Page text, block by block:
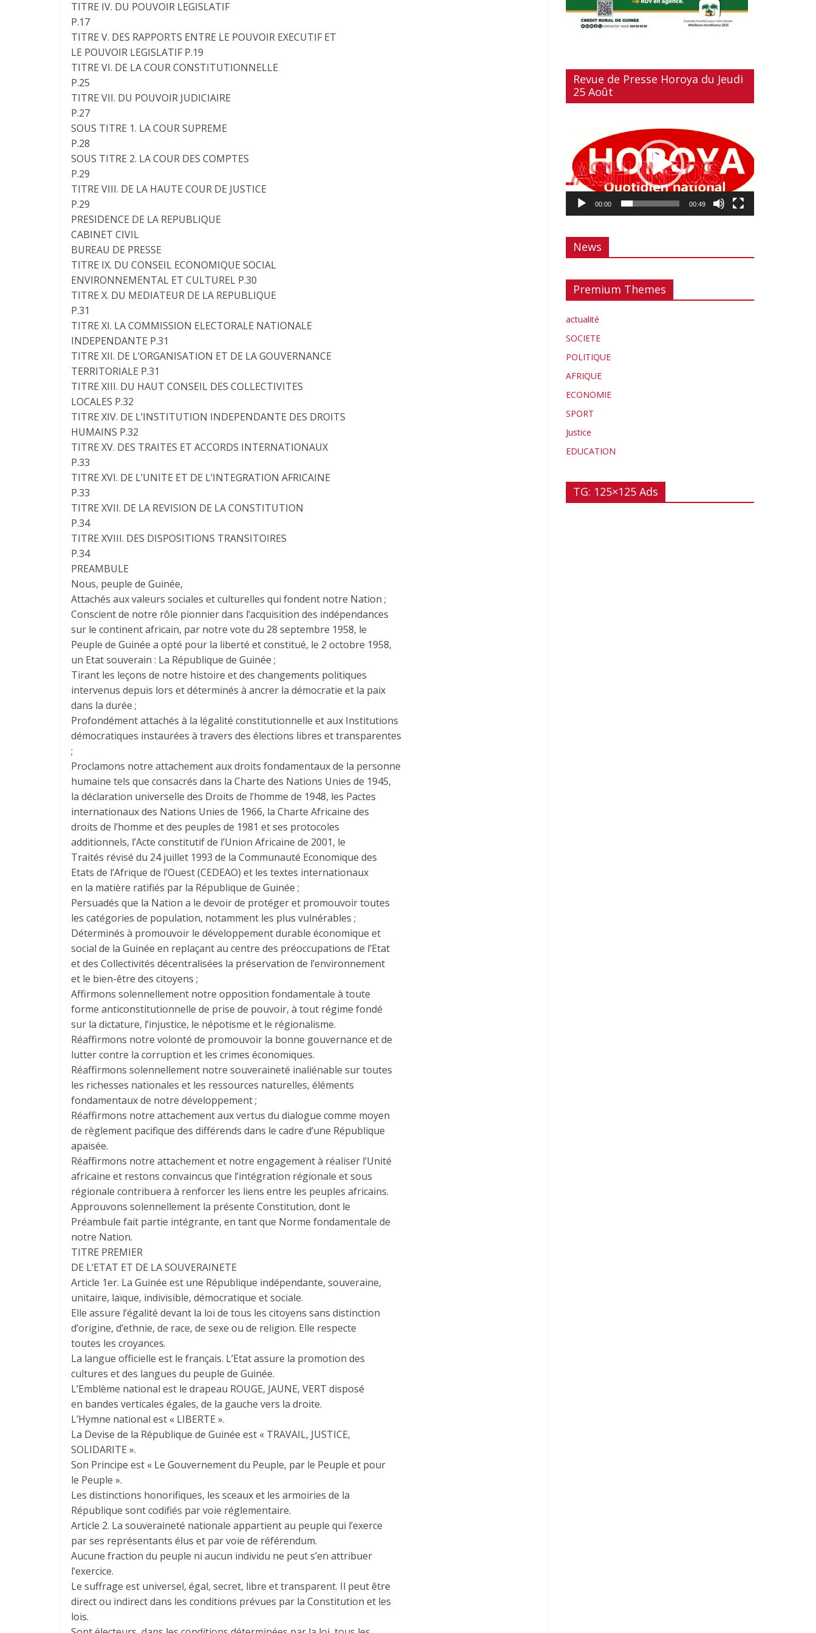
TITRE IV. DU POUVOIR LEGISLATIF
P.17
TITRE V. DES RAPPORTS ENTRE LE POUVOIR EXECUTIF ET
LE POUVOIR LEGISLATIF P.19
TITRE VI. DE LA COUR CONSTITUTIONNELLE
P.25
TITRE VII. DU POUVOIR JUDICIAIRE
P.27
SOUS TITRE 1. LA COUR SUPREME
P.28
SOUS TITRE 2. LA COUR DES COMPTES
P.29
TITRE VIII. DE LA HAUTE COUR DE JUSTICE
P.29
PRESIDENCE DE LA REPUBLIQUE
CABINET CIVIL
BUREAU DE PRESSE
TITRE IX. DU CONSEIL ECONOMIQUE SOCIAL
ENVIRONNEMENTAL ET CULTUREL P.30
TITRE X. DU MEDIATEUR DE LA REPUBLIQUE
P.31
TITRE XI. LA COMMISSION ELECTORALE NATIONALE
INDEPENDANTE P.31
TITRE XII. DE L’ORGANISATION ET DE LA GOUVERNANCE
TERRITORIALE P.31
TITRE XIII. DU HAUT CONSEIL DES COLLECTIVITES
LOCALES P.32
TITRE XIV. DE L’INSTITUTION INDEPENDANTE DES DROITS
HUMAINS P.32
TITRE XV. DES TRAITES ET ACCORDS INTERNATIONAUX
P.33
TITRE XVI. DE L’UNITE ET DE L’INTEGRATION AFRICAINE
P.33
TITRE XVII. DE LA REVISION DE LA CONSTITUTION
P.34
TITRE XVIII. DES DISPOSITIONS TRANSITOIRES
P.34
PREAMBULE
Nous, peuple de Guinée,
Attachés aux valeurs sociales et culturelles qui fondent notre Nation ;
Conscient de notre rôle pionnier dans l’acquisition des indépendances
sur le continent africain, par notre vote du 28 septembre 1958, le
Peuple de Guinée a opté pour la liberté et constitué, le 2 octobre 1958,
un Etat souverain : La République de Guinée ;
Tirant les leçons de notre histoire et des changements politiques
intervenus depuis lors et déterminés à ancrer la démocratie et la paix
dans la durée ;
Profondément attachés à la légalité constitutionnelle et aux Institutions
démocratiques instaurées à travers des élections libres et transparentes
;
Proclamons notre attachement aux droits fondamentaux de la personne
humaine tels que consacrés dans la Charte des Nations Unies de 1945,
la déclaration universelle des Droits de l’homme de 1948, les Pactes
internationaux des Nations Unies de 1966, la Charte Africaine des
droits de l’homme et des peuples de 1981 et ses protocoles
additionnels, l’Acte constitutif de l’Union Africaine de 2001, le
Traités révisé du 24 juillet 1993 de la Communauté Economique des
Etats de l’Afrique de l’Ouest (CEDEAO) et les textes internationaux
en la matière ratifiés par la République de Guinée ;
Persuadés que la Nation a le devoir de protéger et promouvoir toutes
les catégories de population, notamment les plus vulnérables ;
Déterminés à promouvoir le développement durable économique et
social de la Guinée en replaçant au centre des préoccupations de l’Etat
et des Collectivités décentralisées la préservation de l’environnement
et le bien-être des citoyens ;
Affirmons solennellement notre opposition fondamentale à toute
forme anticonstitutionnelle de prise de pouvoir, à tout régime fondé
sur la dictature, l’injustice, le népotisme et le régionalisme.
Réaffirmons notre volonté de promouvoir la bonne gouvernance et de
lutter contre la corruption et les crimes économiques.
Réaffirmons solennellement notre souveraineté inaliénable sur toutes
les richesses nationales et les ressources naturelles, éléments
fondamentaux de notre développement ;
Réaffirmons notre attachement aux vertus du dialogue comme moyen
de règlement pacifique des différends dans le cadre d’une République
apaisée.
Réaffirmons notre attachement et notre engagement à réaliser l’Unité
africaine et restons convaincus que l’intégration régionale et sous
régionale contribuera à renforcer les liens entre les peuples africains.
Approuvons solennellement la présente Constitution, dont le
Préambule fait partie intégrante, en tant que Norme fondamentale de
notre Nation.
TITRE PREMIER
DE L’ETAT ET DE LA SOUVERAINETE
Article 1er. La Guinée est une République indépendante, souveraine,
unitaire, laïque, indivisible, démocratique et sociale.
Elle assure l’égalité devant la loi de tous les citoyens sans distinction
d’origine, d’ethnie, de race, de sexe ou de religion. Elle respecte
toutes les croyances.
La langue officielle est le français. L’Etat assure la promotion des
cultures et des langues du peuple de Guinée.
L’Emblème national est le drapeau ROUGE, JAUNE, VERT disposé
en bandes verticales égales, de la gauche vers la droite.
L’Hymne national est « LIBERTE ».
La Devise de la République de Guinée est « TRAVAIL, JUSTICE,
SOLIDARITE ».
Son Principe est « Le Gouvernement du Peuple, par le Peuple et pour
le Peuple ».
Les distinctions honorifiques, les sceaux et les armoiries de la
République sont codifiés par voie réglementaire.
Article 2. La souveraineté nationale appartient au peuple qui l’exerce
par ses représentants élus et par voie de référendum.
Aucune fraction du peuple ni aucun individu ne peut s’en attribuer
l’exercice.
Le suffrage est universel, égal, secret, libre et transparent. Il peut être
direct ou indirect dans les conditions prévues par la Constitution et les
lois.
Revue de Presse Horoya du Jeudi
25 Août
00:00 00:49
News
Premium Themes
actualité
SOCIETE
POLITIQUE
AFRIQUE
ECONOMIE
SPORT
Justice
EDUCATION
TG: 125×125 Ads